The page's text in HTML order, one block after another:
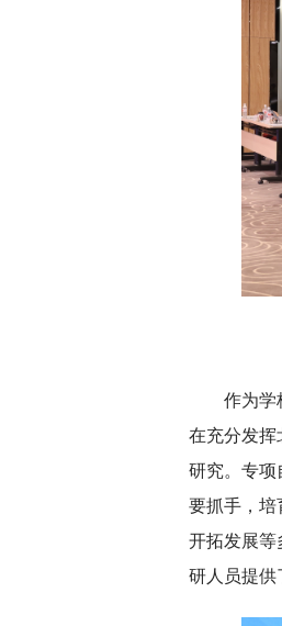
作为学
在充分发挥
研究。专项
要抓手，培
开拓发展等
研人员提供